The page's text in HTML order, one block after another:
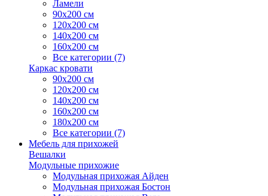
Ламели
90х200 см
120х200 см
140х200 см
160х200 см
Все категории (7)
Каркас кровати
90х200 см
120х200 см
140х200 см
160х200 см
180х200 см
Все категории (7)
Мебель для прихожей
Вешалки
Модульные прихожие
Модульная прихожая Айден
Модульная прихожая Бостон